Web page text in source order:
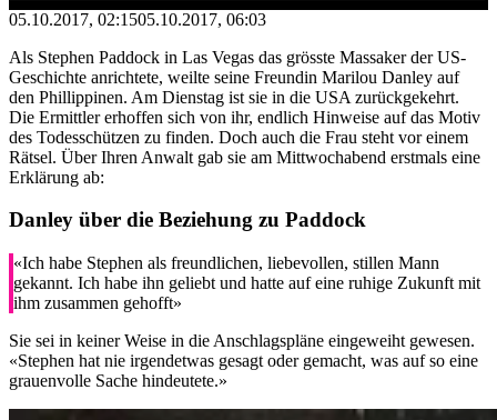
05.10.2017, 02:1505.10.2017, 06:03
Als Stephen Paddock in Las Vegas das grösste Massaker der US-
Geschichte anrichtete, weilte seine Freundin Marilou Danley auf
den Phillippinen. Am Dienstag ist sie in die USA zurückgekehrt.
Die Ermittler erhoffen sich von ihr, endlich Hinweise auf das Motiv
des Todesschützen zu finden. Doch auch die Frau steht vor einem
Rätsel. Über Ihren Anwalt gab sie am Mittwochabend erstmals eine
Erklärung ab:
Danley über die Beziehung zu Paddock
«Ich habe Stephen als freundlichen, liebevollen, stillen Mann
gekannt. Ich habe ihn geliebt und hatte auf eine ruhige Zukunft mit
ihm zusammen gehofft»
Sie sei in keiner Weise in die Anschlagspläne eingeweiht gewesen.
«Stephen hat nie irgendetwas gesagt oder gemacht, was auf so eine
grauenvolle Sache hindeutete.»